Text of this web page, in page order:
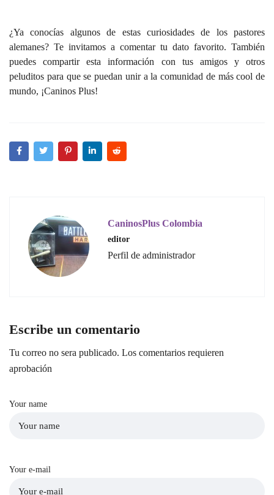
¿Ya conocías algunos de estas curiosidades de los pastores
alemanes? Te invitamos a comentar tu dato favorito. También
puedes compartir esta información con tus amigos y otros
peluditos para que se puedan unir a la comunidad de más cool de
mundo, ¡Caninos Plus!
CaninosPlus Colombia
editor
Perfil de administrador
Escribe un comentario
Tu correo no sera publicado. Los comentarios requieren
aprobación
Your name
Your e-mail